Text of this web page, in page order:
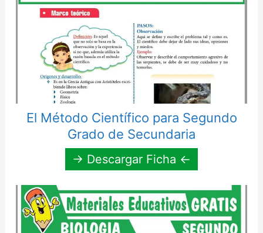
El Método Científico para Segundo
Grado de Secundaria
→ Descargar Ficha ←